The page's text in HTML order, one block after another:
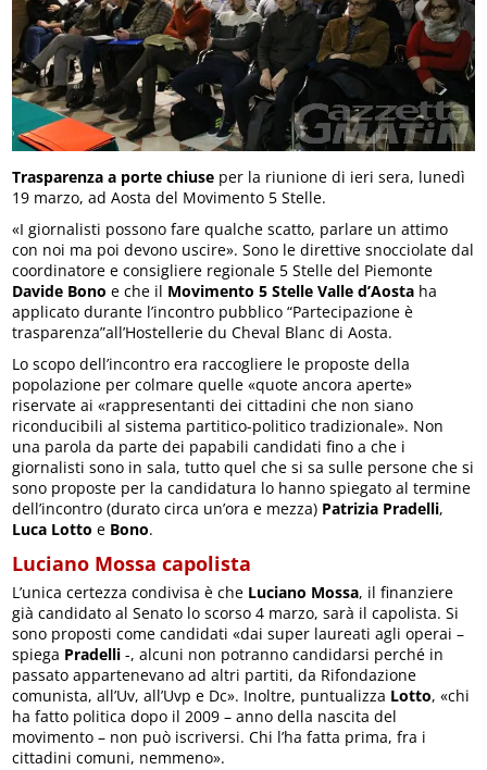
Trasparenza a porte chiuse per la riunione di ieri sera, lunedì
19 marzo, ad Aosta del Movimento 5 Stelle.
«I giornalisti possono fare qualche scatto, parlare un attimo
con noi ma poi devono uscire». Sono le direttive snocciolate dal
coordinatore e consigliere regionale 5 Stelle del Piemonte
Davide Bono e che il Movimento 5 Stelle Valle d’Aosta ha
applicato durante l’incontro pubblico “Partecipazione è
trasparenza”all’Hostellerie du Cheval Blanc di Aosta.
Lo scopo dell’incontro era raccogliere le proposte della
popolazione per colmare quelle «quote ancora aperte»
riservate ai «rappresentanti dei cittadini che non siano
riconducibili al sistema partitico-politico tradizionale». Non
una parola da parte dei papabili candidati fino a che i
giornalisti sono in sala, tutto quel che si sa sulle persone che si
sono proposte per la candidatura lo hanno spiegato al termine
dell’incontro (durato circa un’ora e mezza) Patrizia Pradelli,
Luca Lotto e Bono.
Luciano Mossa capolista
L’unica certezza condivisa è che Luciano Mossa, il finanziere
già candidato al Senato lo scorso 4 marzo, sarà il capolista. Si
sono proposti come candidati «dai super laureati agli operai –
spiega Pradelli -, alcuni non potranno candidarsi perché in
passato appartenevano ad altri partiti, da Rifondazione
comunista, all’Uv, all’Uvp e Dc». Inoltre, puntualizza Lotto, «chi
ha fatto politica dopo il 2009 – anno della nascita del
movimento – non può iscriversi. Chi l’ha fatta prima, fra i
cittadini comuni, nemmeno».